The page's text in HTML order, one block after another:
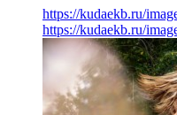
https://kudaekb.ru/
https://kudaekb.ru/